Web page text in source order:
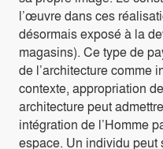
l’œuvre dans ces
désormais exposé à la
magasins). Ce type de
de l’architecture comme
contexte, appropriation
architecture peut
intégration de l’Homme
espace. Un individu peut